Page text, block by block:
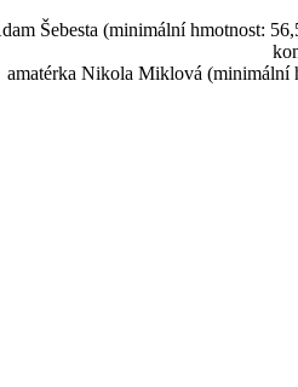
Šebesta (minimální hmotnost:
amatérka Nikola Miklová (minimální